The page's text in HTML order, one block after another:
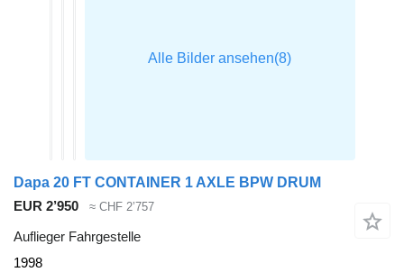
Dapa 20 FT CONTAINER 1 AXLE BPW DRUM
EUR 2’950
≈ CHF 2’757
Auflieger Fahrgestelle
1998